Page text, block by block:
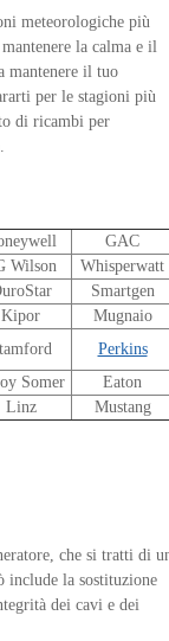
meteorologiche più
la calma e il
mantenere il tuo
per le stagioni più
di ricambi per
GAC
Wilson
Whisperwatt
Smartgen
Kipor
Mugnaio
Perkins
Somer
Eaton
Linz Mustang
che si tratti di
include la sostituzione
dei cavi e dei